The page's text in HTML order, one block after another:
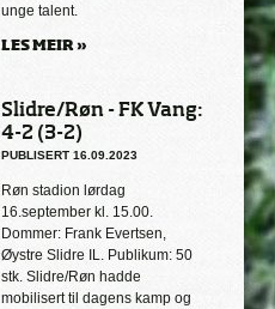
unge talent.
LES MEIR »
Slidre/Røn - FK Vang:
4-2 (3-2)
PUBLISERT 16.09.2023
Røn stadion lørdag
16.september kl. 15.00.
Dommer: Frank Evertsen,
Øystre Slidre IL. Publikum: 50
stk. Slidre/Røn hadde
mobilisert til dagens kamp og